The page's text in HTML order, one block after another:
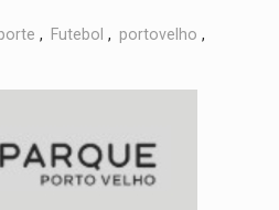
, Futebol , portovelho ,